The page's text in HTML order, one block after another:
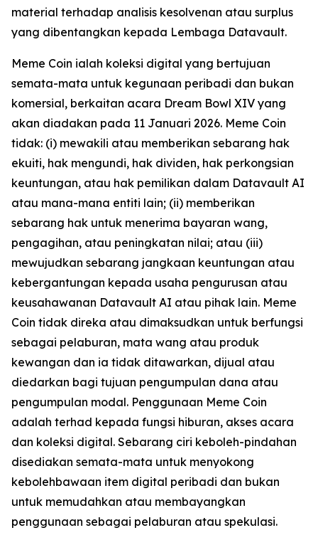
material terhadap analisis kesolvenan atau surplus
yang dibentangkan kepada Lembaga Datavault.
Meme Coin ialah koleksi digital yang bertujuan
semata-mata untuk kegunaan peribadi dan bukan
komersial, berkaitan acara Dream Bowl XIV yang
akan diadakan pada 11 Januari 2026. Meme Coin
tidak: (i) mewakili atau memberikan sebarang hak
ekuiti, hak mengundi, hak dividen, hak perkongsian
keuntungan, atau hak pemilikan dalam Datavault AI
atau mana-mana entiti lain; (ii) memberikan
sebarang hak untuk menerima bayaran wang,
pengagihan, atau peningkatan nilai; atau (iii)
mewujudkan sebarang jangkaan keuntungan atau
kebergantungan kepada usaha pengurusan atau
keusahawanan Datavault AI atau pihak lain. Meme
Coin tidak direka atau dimaksudkan untuk berfungsi
sebagai pelaburan, mata wang atau produk
kewangan dan ia tidak ditawarkan, dijual atau
diedarkan bagi tujuan pengumpulan dana atau
pengumpulan modal. Penggunaan Meme Coin
adalah terhad kepada fungsi hiburan, akses acara
dan koleksi digital. Sebarang ciri keboleh-pindahan
disediakan semata-mata untuk menyokong
kebolehbawaan item digital peribadi dan bukan
untuk memudahkan atau membayangkan
penggunaan sebagai pelaburan atau spekulasi.